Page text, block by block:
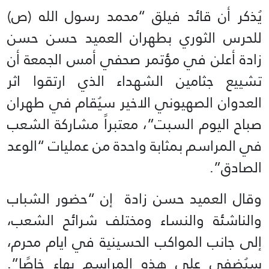
یُذکر أن قائد فيلق “محمد رسول الله (ص)
للحرس الثوري بطهران العميد حسن حسن
زادة أعلن في مؤتمر صحفي أمس الجمعة أن
تشييع جثامين الشهداء الذي ارتقوا اثر
العدوان الصهيوني الاخير سيُقام في طهران
صباح اليوم السبت”، معتبراً مشاركة الشعب
في المراسم بمثابة واحدة من عمليات “الوعد
الصادق”.
وقال العميد حسن زادة إن “حضور الشباب
والناشئة والنساء ومختلف شرائح الشعب،
إلى جانب المواكب الحسينية في ايام محرم،
سيُضفي على هذه المراسم بهاء خاصًا”.